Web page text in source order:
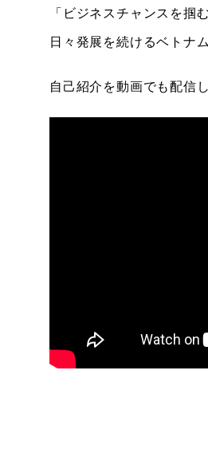
「ビジネスチャンスを掴
日々発展を続けるベトナ
自己紹介を動画でも配信